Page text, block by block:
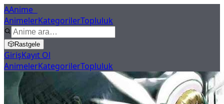
AAnime
AnimelerKategorilerTopluluk
🎲Rastgele
GirişKayıt Ol
AnimelerKategorilerTopluluk